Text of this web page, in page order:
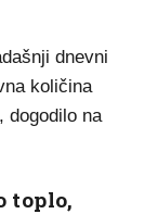
dnevni
količina
dogodilo na
toplo,